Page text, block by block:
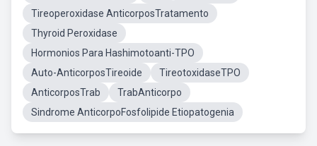
Tireoperoxidase AnticorposTratamento
Thyroid Peroxidase
Hormonios Para Hashimotoanti-TPO
Auto-AnticorposTireoide
TireotoxidaseTPO
AnticorposTrab
TrabAnticorpo
Sindrome AnticorpoFosfolipide Etiopatogenia